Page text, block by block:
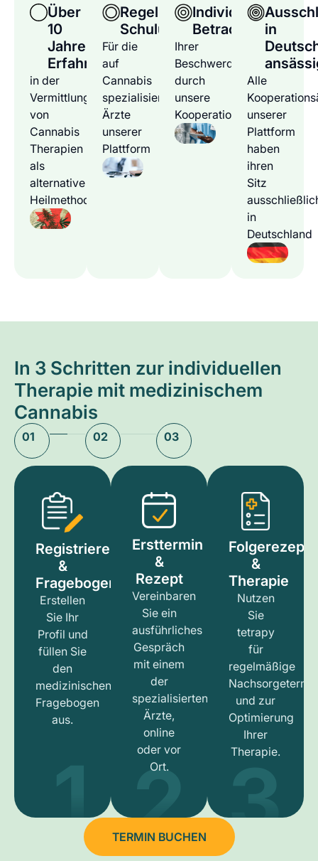
Über
10
Jahre
Erfahrung
in der
Vermittlung
von
Cannabis
Therapien
als
alternative
Heilmethode
Regelmäßige
Schulungen
Für die
auf
Cannabis
spezialisierten
Ärzte
unserer
Plattform
Individuelle
Betrachtung
Ihrer
Beschwerden
durch
unsere
Kooperationsärzte
in
Alle
unserer
Plattform
haben
ihren
Sitz
in
Deutschland
In 3 Schritten zur individuellen
Therapie mit medizinischem
Cannabis
01 02 03
Registrieren
&
Fragebogen
Erstellen
Sie Ihr
Profil und
füllen Sie
den
medizinischen
Fragebogen
aus.
1
Ersttermin
&
Rezept
Vereinbaren
Sie ein
ausführliches
Gespräch
mit einem
der
spezialisierten
Ärzte,
online
oder vor
Ort.
2
Folgerezept
&
Therapie
Nutzen
Sie
tetrapy
für
regelmäßige
und zur
Optimierung
Ihrer
Therapie.
3
TERMIN BUCHEN